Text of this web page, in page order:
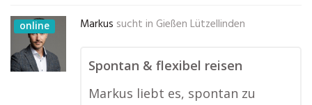
online Markus sucht in Gießen Lützellinden
Spontan & flexibel reisen
Markus liebt es, spontan zu